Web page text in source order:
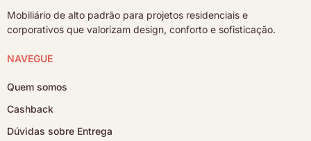
Mobiliário de alto padrão para projetos residenciais e
corporativos que valorizam design, conforto e sofisticação.
NAVEGUE
Quem somos
Cashback
Dúvidas sobre Entrega